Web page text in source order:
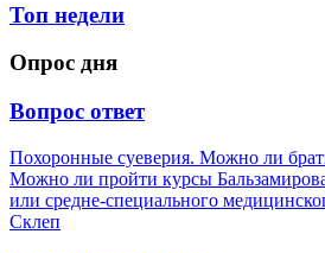
Топ недели
Опрос дня
Вопрос ответ
Похоронные суеверия. Можно ли
Можно ли пройти курсы
или средне-специального
Склеп